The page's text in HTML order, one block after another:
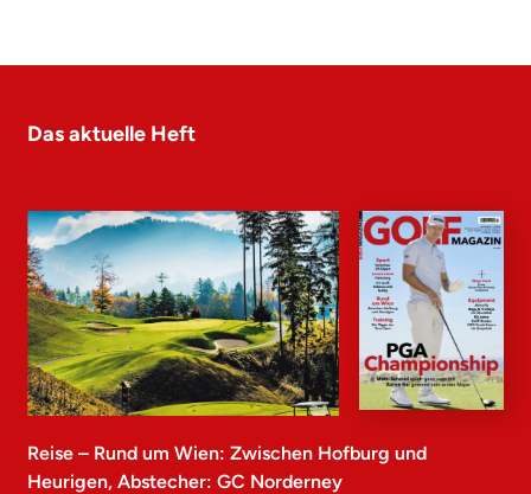
Das aktuelle Heft
Reise – Rund um Wien: Zwischen Hofburg und
Heurigen, Abstecher: GC Norderney